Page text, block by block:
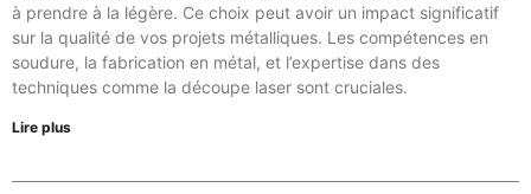
à prendre à la légère. Ce choix peut avoir un impact significatif
sur la qualité de vos projets métalliques. Les compétences en
soudure, la fabrication en métal, et l’expertise dans des
techniques comme la découpe laser sont cruciales.
Lire plus